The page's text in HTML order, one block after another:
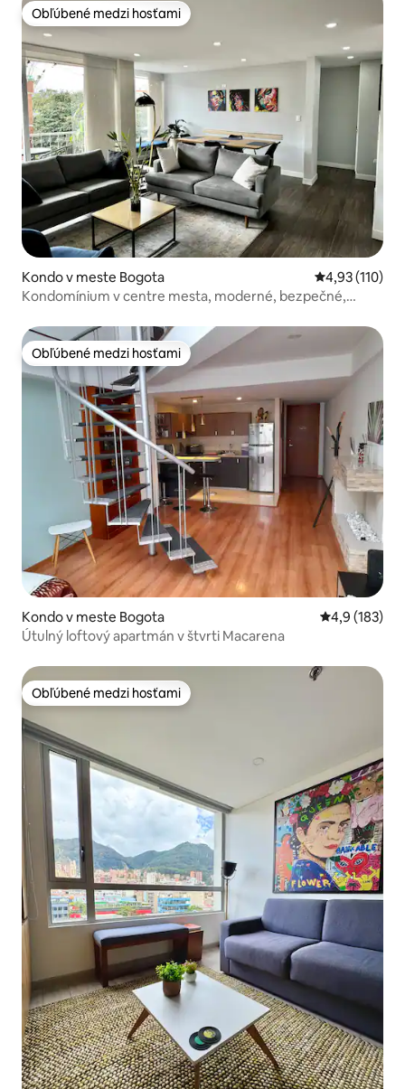
Obľúbené medzi hosťami
Obľúbené medzi hosťami
Kondo v meste Bogota Priemerné
4,93 (110)
Kondomínium v centre mesta, moderné, bezpečné,
Obľúbené medzi hosťami
Obľúbené medzi hosťami
Kondo v meste Bogota Priemerné
4,9 (183)
Útulný loftový apartmán v štvrti Macarena
Obľúbené medzi hosťami
Obľúbené medzi hosťami